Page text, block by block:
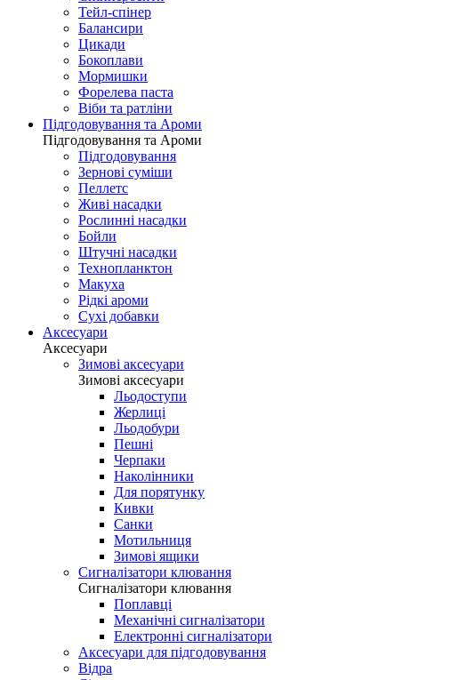
Тейл-спінер
Балансири
Цикади
Бокоплави
Мормишки
Форелева паста
Віби та ратліни
Підгодовування та Ароми
Підгодовування та Ароми
Підгодовування
Зернові суміши
Пеллетс
Живі насадки
Рослинні насадки
Бойли
Штучні насадки
Технопланктон
Макуха
Рідкі ароми
Сухі добавки
Аксесуари
Аксесуари
Зимові аксесуари
Зимові аксесуари
Льодоступи
Жерлиці
Льодобури
Пешні
Черпаки
Наколінники
Для порятунку
Кивки
Санки
Мотильниця
Зимові ящики
Сигналізатори клювання
Сигналізатори клювання
Поплавці
Механічні сигналізатори
Електронні сигналізатори
Аксесуари для підгодовування
Відра